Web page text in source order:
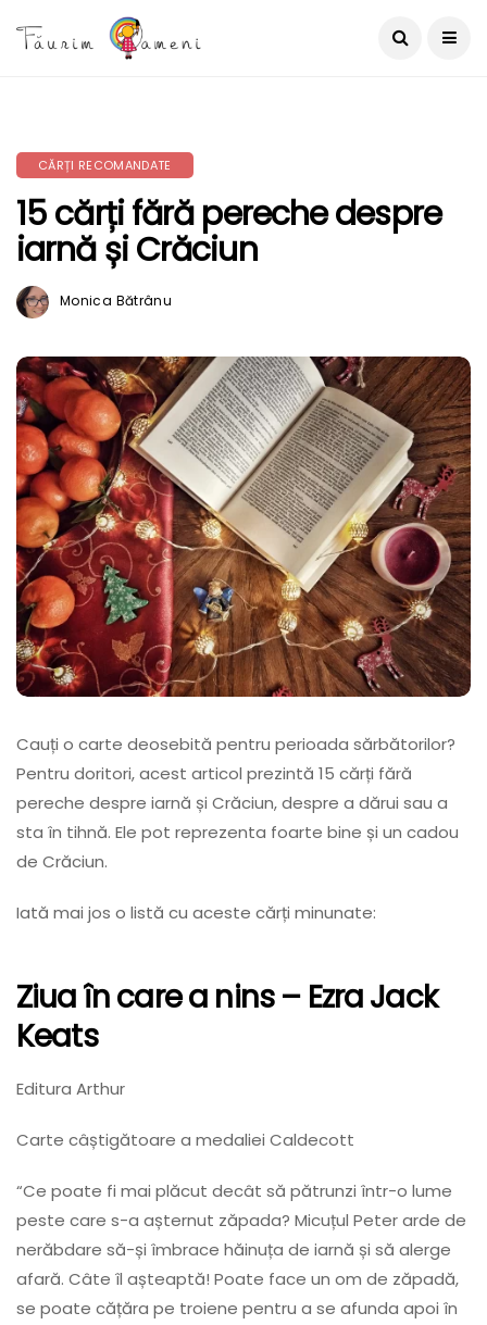
CĂRȚI RECOMANDATE
15 cărți fără pereche despre
iarnă și Crăciun
Monica Bătrânu
Cauți o carte deosebită pentru perioada sărbătorilor?
Pentru doritori, acest articol prezintă 15 cărți fără
pereche despre iarnă și Crăciun, despre a dărui sau a
sta în tihnă. Ele pot reprezenta foarte bine și un cadou
de Crăciun.
Iată mai jos o listă cu aceste cărți minunate:
Ziua în care a nins– Ezra Jack
Keats
Editura Arthur
Carte câștigătoare a medaliei Caldecott
“Ce poate fi mai plăcut decât să pătrunzi într-o lume
peste care s-a așternut zăpada? Micuțul Peter arde de
nerăbdare să-și îmbrace hăinuța de iarnă și să alerge
afară. Câte îl așteaptă! Poate face un om de zăpadă,
se poate cățăra pe troiene pentru a se afunda apoi în